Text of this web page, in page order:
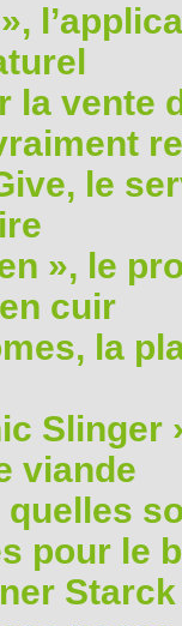
la vente
le
», le
cuir
la
Slinger
viande
quelles
pour le